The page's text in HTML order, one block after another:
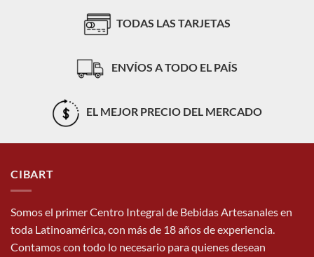
TODAS LAS TARJETAS
ENVÍOS A TODO EL PAÍS
EL MEJOR PRECIO DEL MERCADO
CIBART
Somos el primer Centro Integral de Bebidas Artesanales en
toda Latinoamérica, con más de 18 años de experiencia.
Contamos con todo lo necesario para quienes desean